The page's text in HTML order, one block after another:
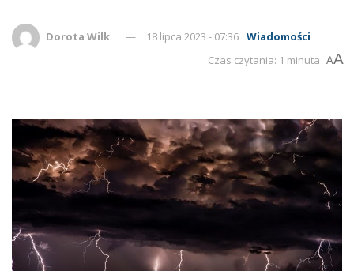
Dorota Wilk 18 lipca 2023 - 07:36 Wiadomości
Czas czytania: 1 minuta AA